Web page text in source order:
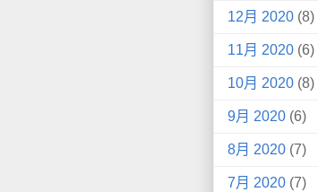
12月 2020 (8)
11月 2020 (6)
10月 2020 (8)
9月 2020 (6)
8月 2020 (7)
7月 2020 (7)